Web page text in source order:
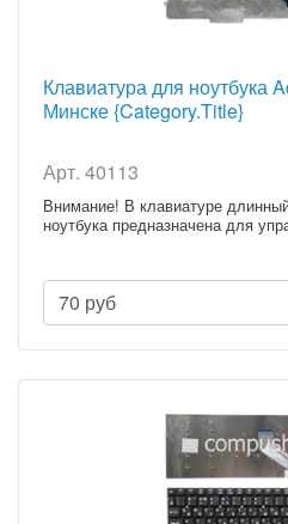
Клавиатура для ноутбука
Минске {Category.Title}
Арт. 40113
Внимание! В клавиатуре
ноутбука предназначена для
70 руб